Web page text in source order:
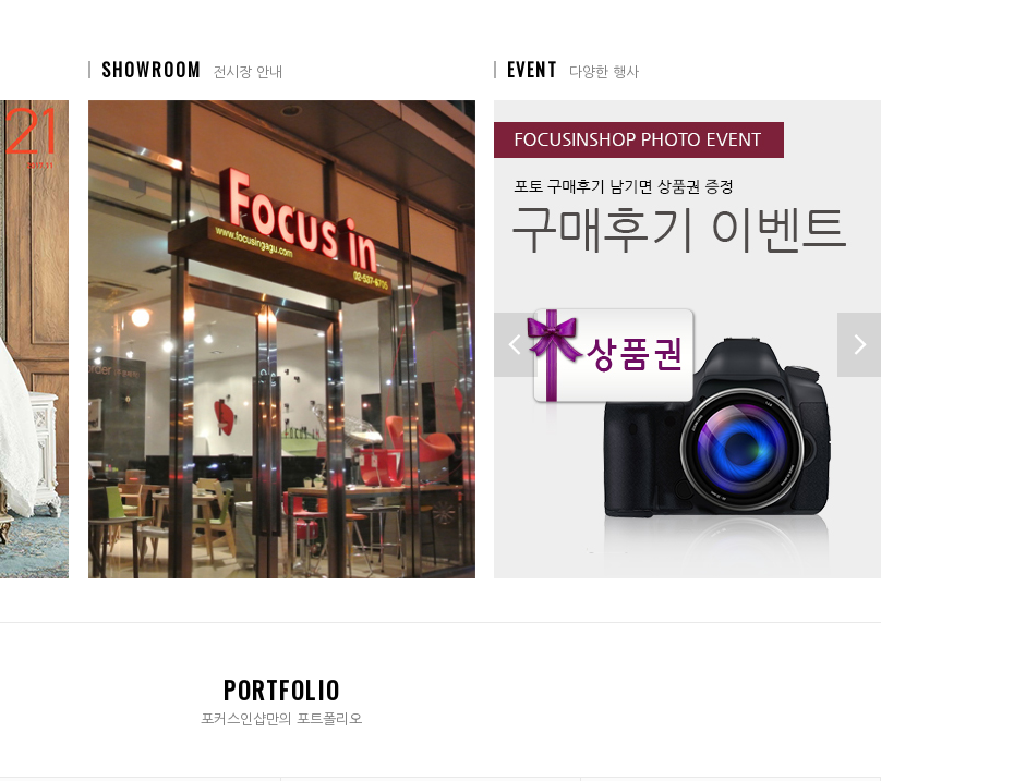
SHOWROOM 전시장 안내 EVENT 다양한 행사
PORTFOLIO
포커스인샵만의 포트폴리오